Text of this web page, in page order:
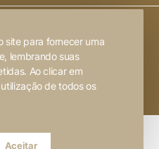
site para fornecer uma
lembrando suas
Ao clicar em
utilização de todos os
Aceitar
❤